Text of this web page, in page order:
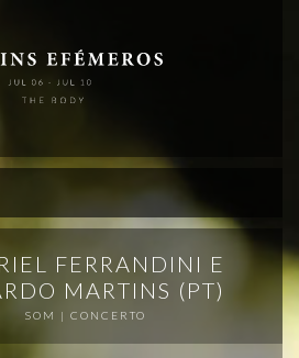
FERRANDINI E
MARTINS (PT)
SOM | CONCERTO